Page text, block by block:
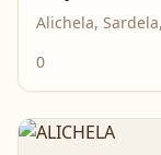
Alichela,
0